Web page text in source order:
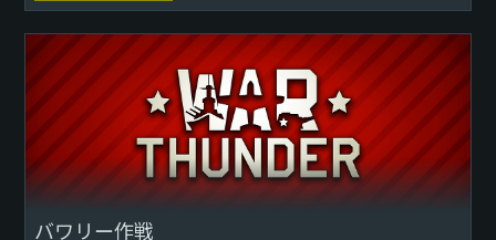
彼はアメリカの航空関連ののパイオニアで...
バワリー作戦